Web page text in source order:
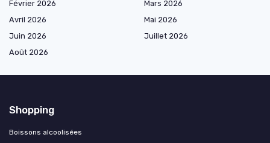
Février 2026
Mars 2026
Avril 2026
Mai 2026
Juin 2026
Juillet 2026
Août 2026
Shopping
Boissons alcoolisées